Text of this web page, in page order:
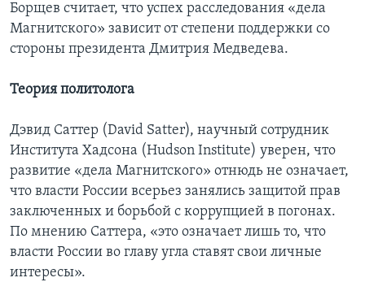
Борщев считает, что успех расследования «дела
Магнитского» зависит от степени поддержки со
стороны президента Дмитрия Медведева.
Теория политолога
Дэвид Саттер (David Satter), научный сотрудник
Института Хадсона (Hudson Institute) уверен, что
развитие «дела Магнитского» отнюдь не означает,
что власти России всерьез занялись защитой прав
заключенных и борьбой с коррупцией в погонах.
По мнению Саттера, «это означает лишь то, что
власти России во главу угла ставят свои личные
интересы».